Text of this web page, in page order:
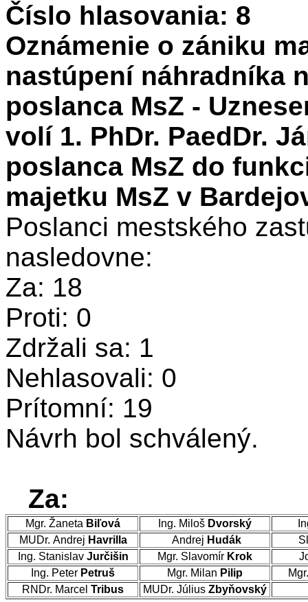
Číslo hlasovania: 8
Oznámenie o zániku
nastúpení náhradníka
poslanca MsZ -
volí 1. PhDr. PaedDr.
poslanca MsZ do
majetku MsZ v
Poslanci mestského
nasledovne:
Za: 18
Proti: 0
Zdržali sa: 1
Nehlasovali: 0
Prítomní: 19
Návrh bol schválený.
Za:
Mgr. Žaneta Biľová Ing. Miloš Dvorský
MUDr. Andrej Havrilla Andrej Hudák
Ing. Stanislav Jurčišin Mgr. Slavomír Krok
Ing. Peter Petruš Mgr. Milan Pilip
RNDr. Marcel Tribus MUDr. Július Zbyňovský